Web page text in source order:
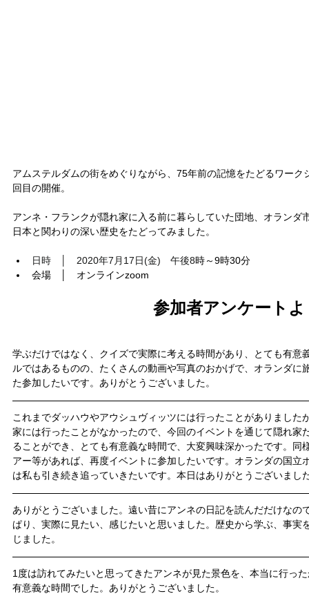
アムステルダムの街をめぐりながら、75年前の記憶をたどるワー
回目の開催。
アンネ・フランクが隠れ家に入る前に暮らしていた団地、オランダ
日本と関わりの深い歴史をたどってみました。
日時　│　2020年7月17日(金)　午後8時～9時30分
会場　│　オンラインzoom
参加者アンケート
学ぶだけではなく、クイズで実際に考える時間があり、とても有意
ルではあるものの、たくさんの動画や写真のおかげで、オランダに
た参加したいです。ありがとうございました。
これまでダッハウやアウシュヴィッツには行ったことがありました
家には行ったことがなかったので、今回のイベントを通じて隠れ家
ることができ、とても有意義な時間で、大変興味深かったです。同
アー等があれば、再度イベントに参加したいです。オランダの国立
は私も引き続き追っていきたいです。本日はありがとうございまし
ありがとうございました。遠い昔にアンネの日記を読んだだけなの
ぱり、実際に見たい、感じたいと思いました。歴史から学ぶ、事実
じました。
1度は訪れてみたいと思ってきたアンネが見た景色を、本当に行っ
有意義な時間でした。ありがとうございました。